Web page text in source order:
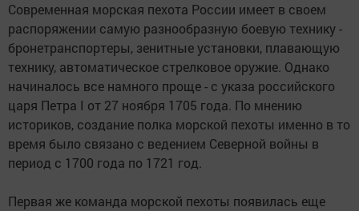
Современная морская пехота России имеет в своем
распоряжении самую разнообразную боевую технику -
бронетранспортеры, зенитные установки, плавающую
технику, автоматическое стрелковое оружие. Однако
начиналось все намного проще - с указа российского
царя Петра I от 27 ноября 1705 года. По мнению
историков, создание полка морской пехоты именно в то
время было связано с ведением Северной войны в
период с 1700 года по 1721 год.
Первая же команда морской пехоты появилась еще